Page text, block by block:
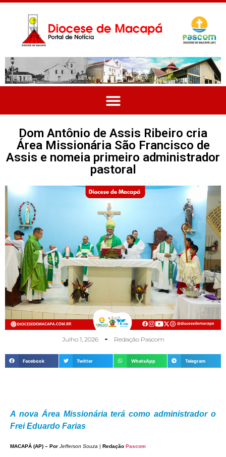
Dom Antônio de Assis Ribeiro cria
Área Missionária São Francisco de
Assis e nomeia primeiro administrador
pastoral
Julho 1, 2026 Redação Pascom
Facebook Twitter WhatsApp Telegram
A nova Área Missionária terá como administrador o
Frei Eduardo Farias
MACAPÁ (AP) – Por Jefferson Souza | Redação Pascom